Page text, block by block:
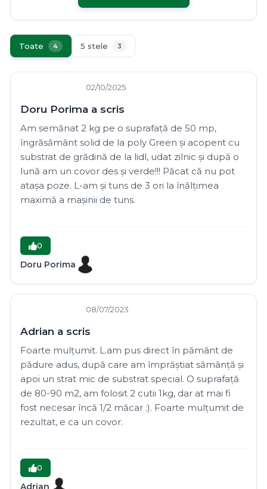
Toate 4 5 stele 3
02/10/2025
Doru Porima a scris
Am semănat 2 kg pe o suprafață de 50 mp,
îngrăsământ solid de la poly Green și acoperit cu
substrat de grădină de la lidl, udat zilnic și după o
lună am un covor des și verde!!! Păcat că nu pot
atașa poze. L-am și tuns de 3 ori la înălțimea
maximă a mașinii de tuns.
0
Doru Porima
08/07/2023
Adrian a scris
Foarte mulțumit. L.am pus direct în pământ de
pădure adus, după care am împrăștiat sămânță și
apoi un strat mic de substrat special. O suprafață
de 80-90 m2, am folosit 2 cutii 1kg, dar at mai fi
fost necesar încă 1/2 măcar :). Foarte mulțumit de
rezultat, e ca un covor.
0
Adrian